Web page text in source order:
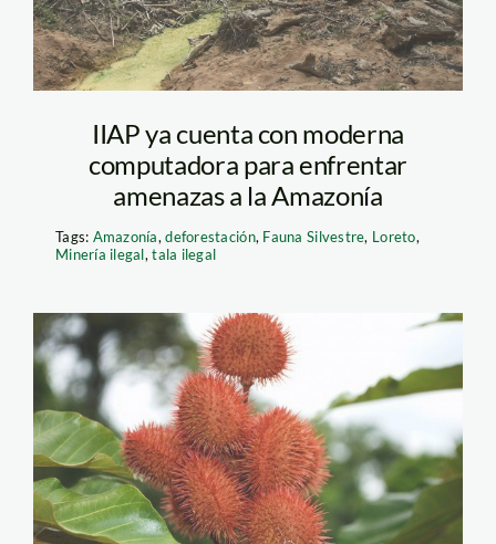
IIAP ya cuenta con moderna
computadora para enfrentar
amenazas a la Amazonía
Tags: Amazonía,deforestación, Fauna Silvestre, Loreto,
Minería ilegal,tala ilegal